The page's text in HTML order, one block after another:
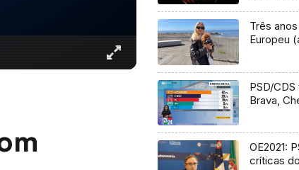
Três
Europeu
PSD/
Brava,
OE2021:
críticas